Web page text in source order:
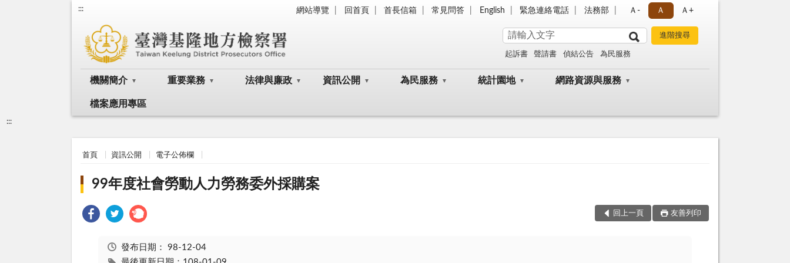
::: 網站導覽 回首頁 首長信箱 常見問答 English 緊急連絡電話 法務部 Ａ- Ａ Ａ+
起訴書 聲請書 偵結公告 為民服務
機關簡介 重要業務 法律與廉政 資訊公開 為民服務 統計園地 網路資源與服務
檔案應用專區
:::
首頁 資訊公開 電子公佈欄
99年度社會勞動人力勞務委外採購案
回上一頁 友善列印
發布日期： 98-12-04